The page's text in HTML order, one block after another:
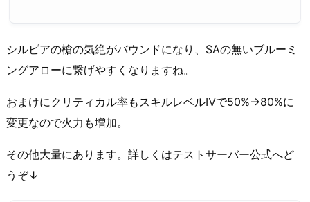
シルビアの槍の気絶がバウンドになり、SAの無いブルーミ
ングアローに繋げやすくなりますね。
おまけにクリティカル率もスキルレベルⅣで50%→80%に
変更なので火力も増加。
その他大量にあります。詳しくはテストサーバー公式へど
うぞ↓